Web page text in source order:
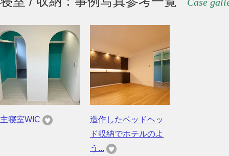
主寝室WIC
造作したベッドヘッ
ド収納でホテルのよ
う...